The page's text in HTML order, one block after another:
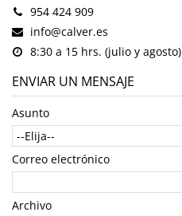
954 424 909
info@calver.es
8:30 a 15 hrs. (julio y agosto)
ENVIAR UN MENSAJE
Asunto
Correo electrónico
Archivo